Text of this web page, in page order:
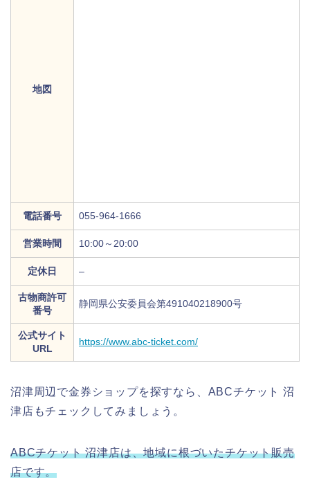
地図
電話番号 055-964-1666
営業時間 10:00～20:00
定休日 –
古物商許可
番号
静岡県公安委員会第491040218900号
公式サイト
URL
https://www.abc-ticket.com/
沼津周辺で金券ショップを探すなら、ABCチケット 沼
津店もチェックしてみましょう。
ABCチケット 沼津店は、地域に根づいたチケット販売
店です。